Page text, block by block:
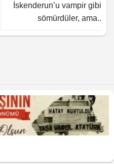
İskenderun’u vampir gibi
sömürdüler, ama..